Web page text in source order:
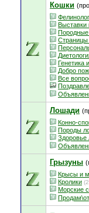
Кошки
Выставки
Страницы
Генетика
Добро
Все
Лошади
Конно-
Породы
Здоровье
Грызуны
Крысы и
Кролики
Морские